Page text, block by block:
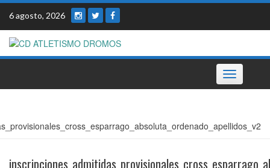
Skip
content
6 agosto, 2026
Toggle
navigation